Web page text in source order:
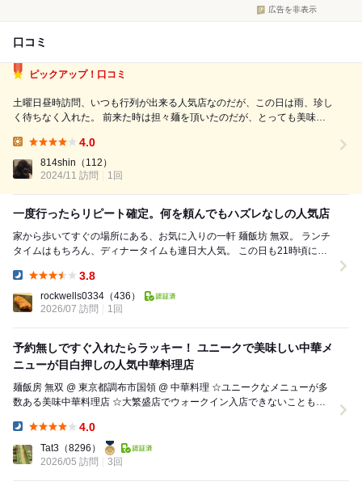
広告を非表示
口コミ
ピックアップ！口コミ
土曜日昼時訪問、いつも行列が出来る人気店なのだが、この日は雨、珍し
く待ちなく入れた。 前来た時は担々麺を頂いたのだが、とっても美味し
ットがちょうど千円だったのでそちらに決定。 出てきてびっくり、器が
とても大きい。 前来た時の事...
4.0
814shin （112）
2024/11 訪問
1回
一度行ったらリピート確定。何を頼んでもハズレなしの人気店
家から歩いてすぐの場所にある、お気に入りの一軒 麺飯坊 無双。 ランチ
タイムはもちろん、ディナータイムも連日大人気。 この日も21時頃に伺
3.8
rockwells0334 （436）
2026/07 訪問
1回
予約無しですぐ入れたらラッキー！ ユニークで美味しい中華メ
ニューが目白押しの人気中華料理店
麺飯房 無双 @ 東京都調布市国領 @ 中華料理 ☆ユニークなメニューが多
数ある美味中華料理店 ☆大繁盛店でウォークイン入店できないことも多
4.0
Tat3 （8296）
2026/05 訪問
3回